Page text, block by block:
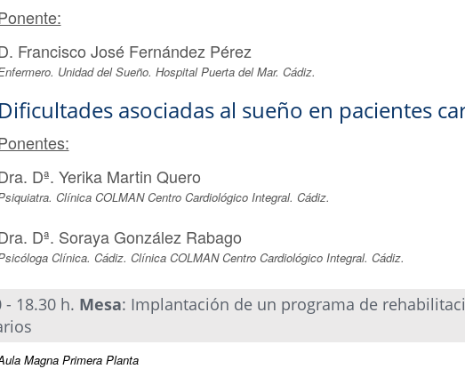
Francisco José Fernández Pérez
Unidad del Sueño. Hospital Puerta del Mar. Cádiz.
Dificultades asociadas al sueño en pacientes
Dª. Yerika Martin Quero
Clínica COLMAN Centro Cardiológico Integral. Cádiz.
Dª. Soraya González Rabago
Clínica. Cádiz. Clínica COLMAN Centro Cardiológico Integral. Cádiz.
- 18.30 h. Mesa: Implantación de un programa de
Magna Primera Planta